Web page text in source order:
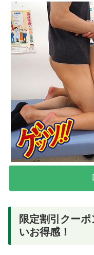
限定割引クー
いお得感！